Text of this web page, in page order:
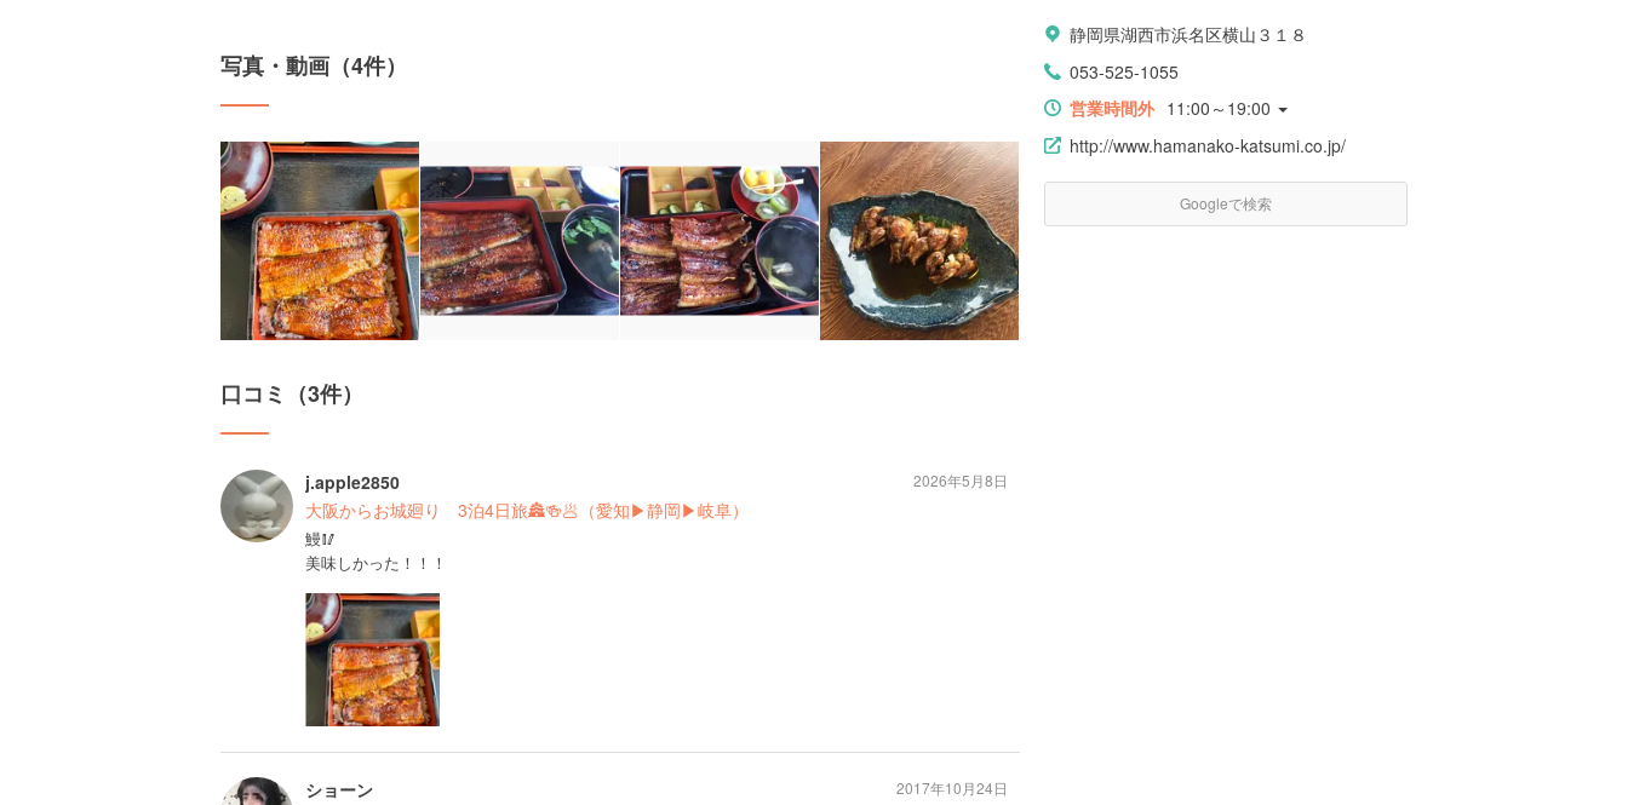
写真・動画（4件）
口コミ（3件）
j.apple2850
大阪からお城廻り 3泊4日旅🏯🍻🥟（愛知▶︎静岡▶︎岐阜）
鰻🥢
美味しかった！！！
2026年5月8日
ショーン 2017年10月24日
静岡県湖西市浜名区横山３１８
053-525-1055
営業時間外 11:00～19:00
http://www.hamanako-katsumi.co.jp/
Googleで検索